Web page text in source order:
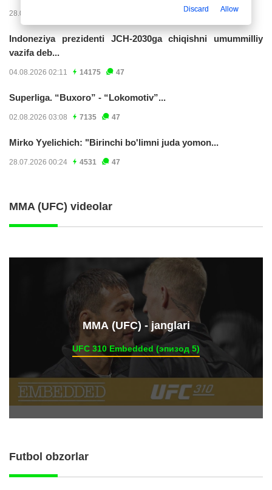
28.07.2026 01:56
Indoneziya prezidenti JCH-2030ga chiqishni umummilliy
vazifa deb...
04.08.2026 02:11 14175 47
Superliga. “Buxoro” - “Lokomotiv”...
02.08.2026 03:08 7135 47
Mirko Yyelichich: "Birinchi bo'limni juda yomon...
28.07.2026 00:24 4531 47
MMA (UFC) videolar
ММА (UFC) - janglari
UFC 310 Embedded (эпизод 5)
Futbol obzorlar
Discard Allow